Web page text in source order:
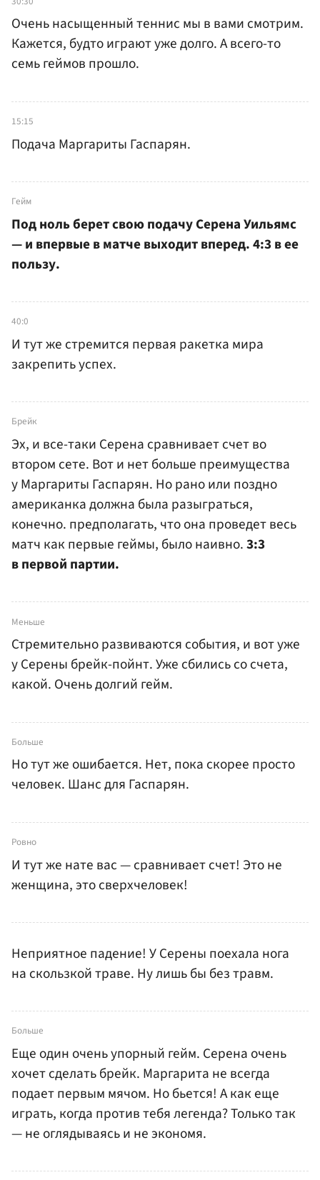
Очень насыщенный теннис мы в вами смотрим.
Кажется, будто играют уже долго. А всего-то
семь геймов прошло.
15:15
Подача Маргариты Гаспарян.
Гейм
Под ноль берет свою подачу Серена Уильямс
— и впервые в матче выходит вперед. 4:3 в ее
пользу.
40:0
И тут же стремится первая ракетка мира
закрепить успех.
Брейк
Эх, и все-таки Серена сравнивает счет во
втором сете. Вот и нет больше преимущества
у Маргариты Гаспарян. Но рано или поздно
американка должна была разыграться,
конечно. предполагать, что она проведет весь
матч как первые геймы, было наивно.3:3
в первой партии.
Меньше
Стремительно развиваются события, и вот уже
у Серены брейк-пойнт. Уже сбились со счета,
какой. Очень долгий гейм.
Больше
Но тут же ошибается. Нет, пока скорее просто
человек. Шанс для Гаспарян.
Ровно
И тут же нате вас — сравнивает счет! Это не
женщина, это сверхчеловек!
Неприятное падение! У Серены поехала нога
на скользкой траве. Ну лишь бы без травм.
Больше
Еще один очень упорный гейм. Серена очень
хочет сделать брейк. Маргарита не всегда
подает первым мячом. Но бьется! А как еще
играть, когда против тебя легенда? Только так
— не оглядываясь и не экономя.